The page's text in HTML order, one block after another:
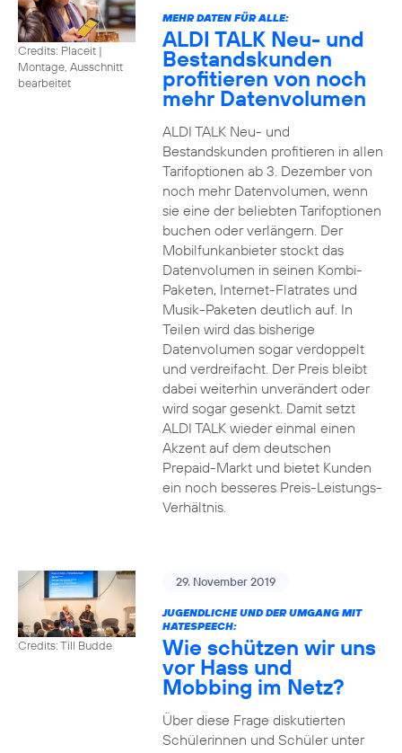
Credits: Placeit |
Montage, Ausschnitt
bearbeitet
MEHR DATEN FÜR ALLE:
ALDI TALK Neu- und
Bestandskunden
profitieren von noch
mehr Datenvolumen
ALDI TALK Neu- und
Bestandskunden profitieren in allen
Tarifoptionen ab 3. Dezember von
noch mehr Datenvolumen, wenn
sie eine der beliebten Tarifoptionen
buchen oder verlängern. Der
Mobilfunkanbieter stockt das
Datenvolumen in seinen Kombi-
Paketen, Internet-Flatrates und
Musik-Paketen deutlich auf. In
Teilen wird das bisherige
Datenvolumen sogar verdoppelt
und verdreifacht. Der Preis bleibt
dabei weiterhin unverändert oder
wird sogar gesenkt. Damit setzt
ALDI TALK wieder einmal einen
Akzent auf dem deutschen
Prepaid-Markt und bietet Kunden
ein noch besseres Preis-Leistungs-
Verhältnis.
Credits: Till Budde
29. November 2019
JUGENDLICHE UND DER UMGANG MIT
HATESPEECH:
Wie schützen wir uns
vor Hass und
Mobbing im Netz?
Über diese Frage diskutierten
Schülerinnen und Schüler unter